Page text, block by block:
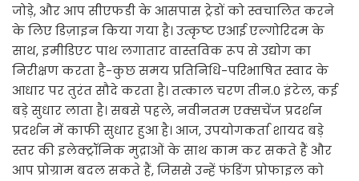
जोड़े, और आप सीएफडी के आसपास ट्रेडों को स्वचालित करने
के लिए डिज़ाइन किया गया है। उत्कृष्ट एआई एल्गोरिदम के
साथ, इमीडिएट पाथ लगातार वास्तविक रूप से उद्योग का
निरीक्षण करता है-कुछ समय प्रतिनिधि-परिभाषित स्वाद के
आधार पर तुरंत सौदे करता है। तत्काल चरण तीन.0 इंटेल, कई
बड़े सुधार लाता है। सबसे पहले, नवीनतम एक्सचेंज प्रदर्शन
प्रदर्शन में काफी सुधार हुआ है। आज, उपयोगकर्ता शायद बड़े
स्तर की इलेक्ट्रॉनिक मुद्राओं के साथ काम कर सकते हैं और
आप प्रोग्राम बदल सकते हैं, जिससे उन्हें फंडिंग प्रोफाइल को